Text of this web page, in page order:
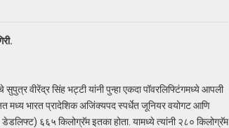
सिंह भट्टी यांनी पुन्हा एकदा पॉवरलिफ्टिंगमध्ये आपली
मध्य भारत प्रादेशिक अजिंक्यपद स्पर्धेत जूनियर वयोगट आणि
६६५ किलोग्रॅम इतका होता. यामध्ये त्यांनी २८० किलोग्रॅम